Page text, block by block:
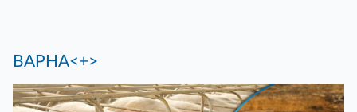
ВАРНА<+>